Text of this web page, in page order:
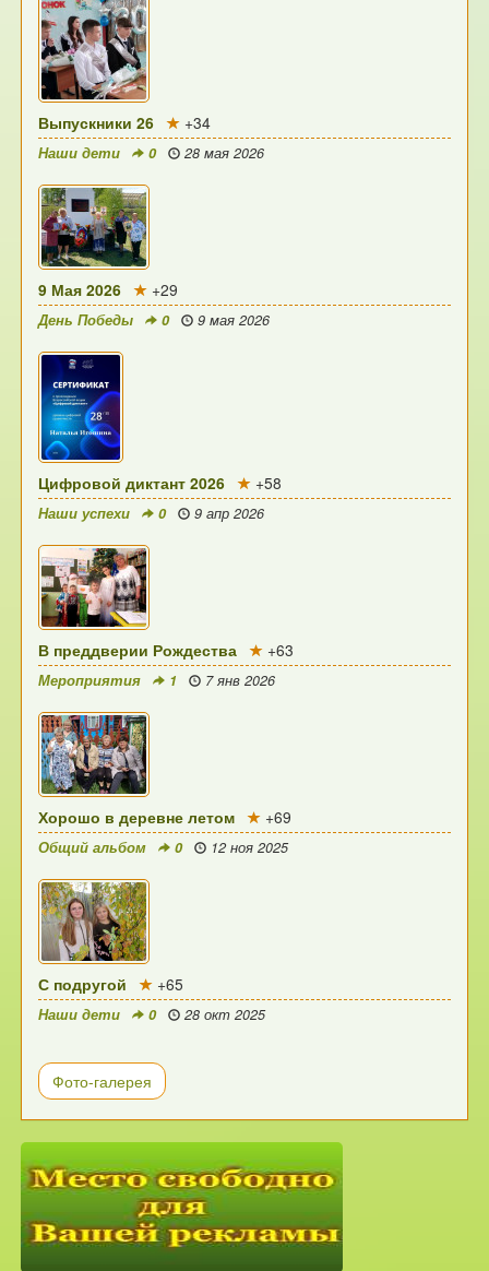
Выпускники 26 +34
Наши дети 0 28 мая 2026
9 Мая 2026 +29
День Победы 0 9 мая 2026
Цифровой диктант 2026 +58
Наши успехи 0 9 апр 2026
В преддверии Рождества +63
Мероприятия 1 7 янв 2026
Хорошо в деревне летом +69
Общий альбом 0 12 ноя 2025
С подругой +65
Наши дети 0 28 окт 2025
Фото-галерея